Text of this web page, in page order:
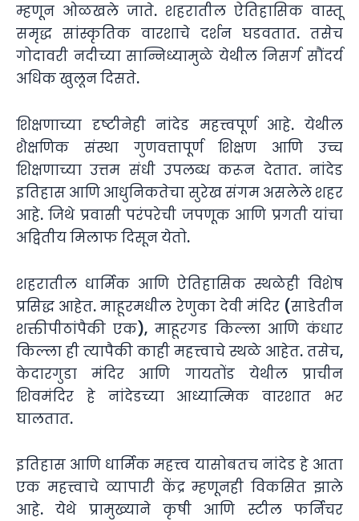
म्हणून ओळखले जाते. शहरातील ऐतिहासिक वास्तू
समृद्ध सांस्कृतिक वारशाचे दर्शन घडवतात. तसेच
गोदावरी नदीच्या सान्निध्यामुळे येथील निसर्ग सौंदर्य
अधिक खुलून दिसते.
शिक्षणाच्या दृष्टीनेही नांदेड महत्त्वपूर्ण आहे. येथील
शैक्षणिक संस्था गुणवत्तापूर्ण शिक्षण आणि उच्च
शिक्षणाच्या उत्तम संधी उपलब्ध करून देतात. नांदेड
इतिहास आणि आधुनिकतेचा सुरेख संगम असलेले शहर
आहे. जिथे प्रवासी परंपरेची जपणूक आणि प्रगती यांचा
अद्वितीय मिलाफ दिसून येतो.
शहरातील धार्मिक आणि ऐतिहासिक स्थळेही विशेष
प्रसिद्ध आहेत. माहूरमधील रेणुका देवी मंदिर (साडेतीन
शक्तीपीठांपैकी एक), माहूरगड किल्ला आणि कंधार
किल्ला ही त्यापैकी काही महत्त्वाचे स्थळे आहेत. तसेच,
केदारगुडा मंदिर आणि गायतोंड येथील प्राचीन
शिवमंदिर हे नांदेडच्या आध्यात्मिक वारशात भर
घालतात.
इतिहास आणि धार्मिक महत्त्व यासोबतच नांदेड हे आता
एक महत्त्वाचे व्यापारी केंद्र म्हणूनही विकसित झाले
आहे. येथे प्रामुख्याने कृषी आणि स्टील फर्निचर